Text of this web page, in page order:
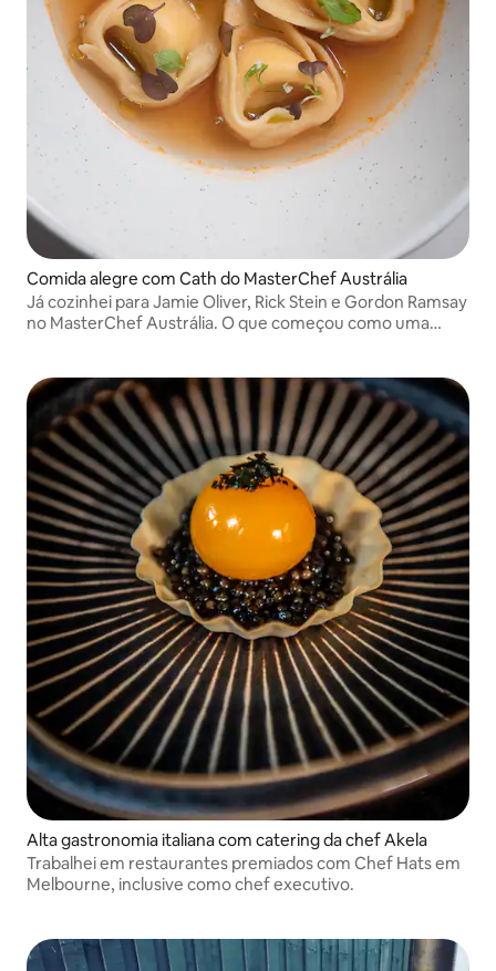
Comida alegre com Cath do MasterChef Austrália
Já cozinhei para Jamie Oliver, Rick Stein e Gordon Ramsay
no MasterChef Austrália. O que começou como uma
Alta gastronomia italiana com catering da chef Akela
Trabalhei em restaurantes premiados com Chef Hats em
Melbourne, inclusive como chef executivo.